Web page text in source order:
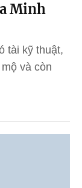
Minh
tài kỹ thuật,
và còn